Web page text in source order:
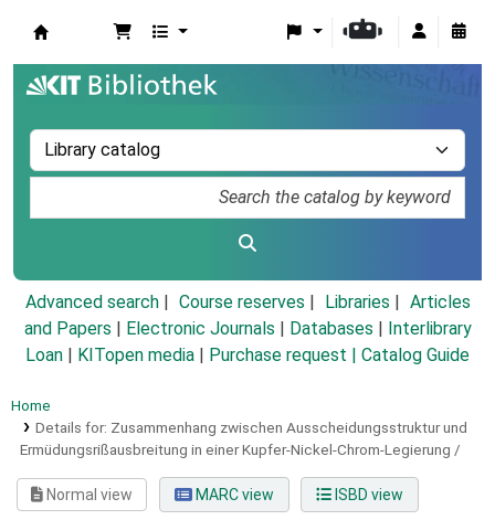
Advanced search Course reserves Libraries
Articles
and Papers
Electronic Journals Databases
Interlibrary
Loan
KITopen media Purchase request | Catalog Guide
Home
Details for: Zusammenhang zwischen Ausscheidungsstruktur und
Ermüdungsrißausbreitung in einer Kupfer-Nickel-Chrom-Legierung /
Normal view MARC view ISBD view